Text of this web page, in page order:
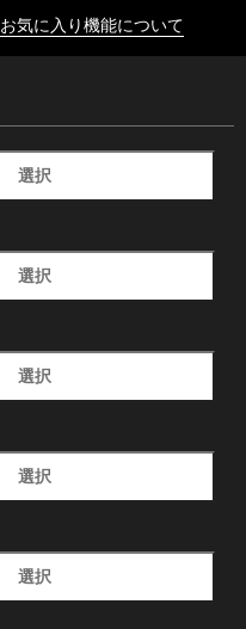
お気に入り機能について
選択
選択
選択
選択
選択